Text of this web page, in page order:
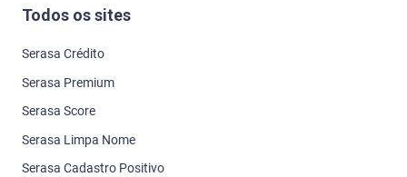
Todos os sites
Serasa Crédito
Serasa Premium
Serasa Score
Serasa Limpa Nome
Serasa Cadastro Positivo